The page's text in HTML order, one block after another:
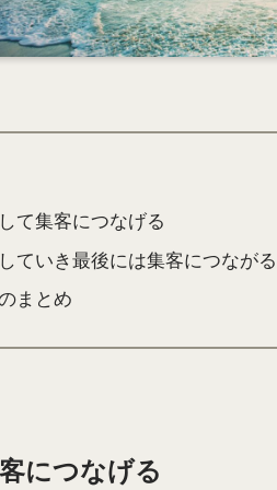
て集客につなげる
ていき最後には集客につながる
まとめ
につなげる